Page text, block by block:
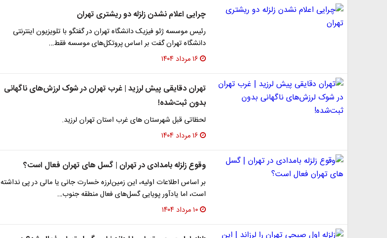
چرایی اعلام نشدن زلزله دو ریشتری تهران
رئیس موسسه ژئو فیزیک دانشگاه تهران در گفتگو با تلویزیون اینترنتی
دانشگاه تهران گفت بر اساس پروتکل‌های موسسه فقط…
۱۶ مرداد ۱۴۰۴
تهران دقایقی پیش لرزید | غرب تهران در شوک لرزش‌های ناگهانی
بدون ثبت‌شده!
لحظاتی قبل شهرستان های غرب استان تهران لرزید.
۱۶ مرداد ۱۴۰۴
وقوع زلزله بامدادی در تهران | گسل های تهران فعال است؟
بر اساس اطلاعات اولیه، این زمین‌لرزه خسارت جانی یا مالی در پی نداشته
است، اما یادآور پویایی گسل‌های فعال منطقه جنوب…
۱۰ مرداد ۱۴۰۴